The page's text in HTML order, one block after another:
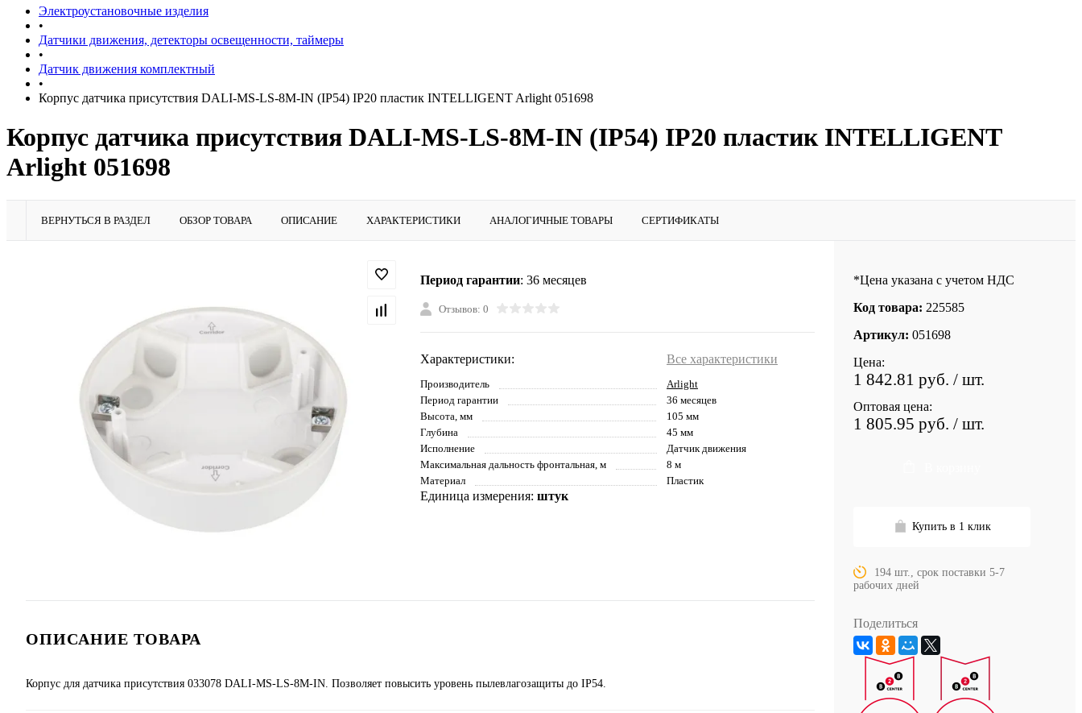
Электроустановочные изделия
•
Датчики движения, детекторы освещенности, таймеры
•
Датчик движения комплектный
•
Корпус датчика присутствия DALI-MS-LS-8M-IN (IP54) IP20 пластик INTELLIGENT Arlight 051698
Корпус датчика присутствия DALI-MS-LS-8M-IN (IP54) IP20 пластик INTELLIGENT
Arlight 051698
ВЕРНУТЬСЯ В РАЗДЕЛ ОБЗОР ТОВАРА ОПИСАНИЕ ХАРАКТЕРИСТИКИ АНАЛОГИЧНЫЕ ТОВАРЫ СЕРТИФИКАТЫ
Период гарантии: 36 месяцев
Отзывов: 0
Характеристики: Все характеристики
Производитель
Arlight
Период гарантии
36 месяцев
Высота, мм
105 мм
Глубина
45 мм
Исполнение
Датчик движения
Максимальная дальность фронтальная, м
8 м
Материал
Пластик
Единица измерения: штук
ОПИСАНИЕ ТОВАРА
Корпус для датчика присутствия 033078 DALI-MS-LS-8M-IN. Позволяет повысить уровень пылевлагозащиты до IP54.
*Цена указана с учетом НДС
Код товара: 225585
Артикул: 051698
Цена:
1 842.81 руб. / шт.
Оптовая цена:
1 805.95 руб. / шт.
Купить в 1 клик
194 шт., срок поставки 5-7
рабочих дней
Поделиться